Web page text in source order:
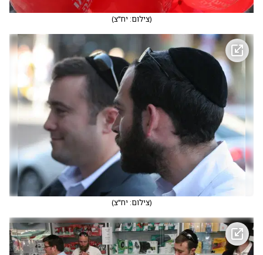
(צילום: יח"צ)
(צילום: יח"צ)